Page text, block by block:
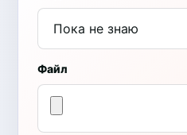
Файл